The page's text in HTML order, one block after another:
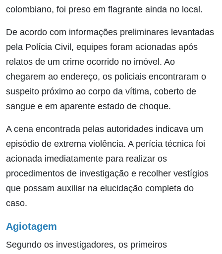
colombiano, foi preso em flagrante ainda no local.
De acordo com informações preliminares levantadas
pela Polícia Civil, equipes foram acionadas após
relatos de um crime ocorrido no imóvel. Ao
chegarem ao endereço, os policiais encontraram o
suspeito próximo ao corpo da vítima, coberto de
sangue e em aparente estado de choque.
A cena encontrada pelas autoridades indicava um
episódio de extrema violência. A perícia técnica foi
acionada imediatamente para realizar os
procedimentos de investigação e recolher vestígios
que possam auxiliar na elucidação completa do
caso.
Agiotagem
Segundo os investigadores, os primeiros